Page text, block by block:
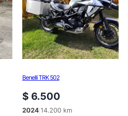
Benelli TRK 502
$ 6.500
202414.200 km